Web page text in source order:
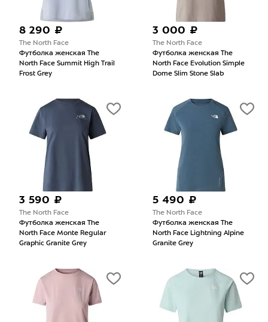
8 290 ₽
The North Face
Футболка женская The
North Face Summit High Trail
Frost Grey
3 000 ₽
The North Face
Футболка женская The
North Face Evolution Simple
Dome Slim Stone Slab
3 590 ₽
The North Face
Футболка женская The
North Face Monte Regular
Graphic Granite Grey
5 490 ₽
The North Face
Футболка женская The
North Face Lightning Alpine
Granite Grey